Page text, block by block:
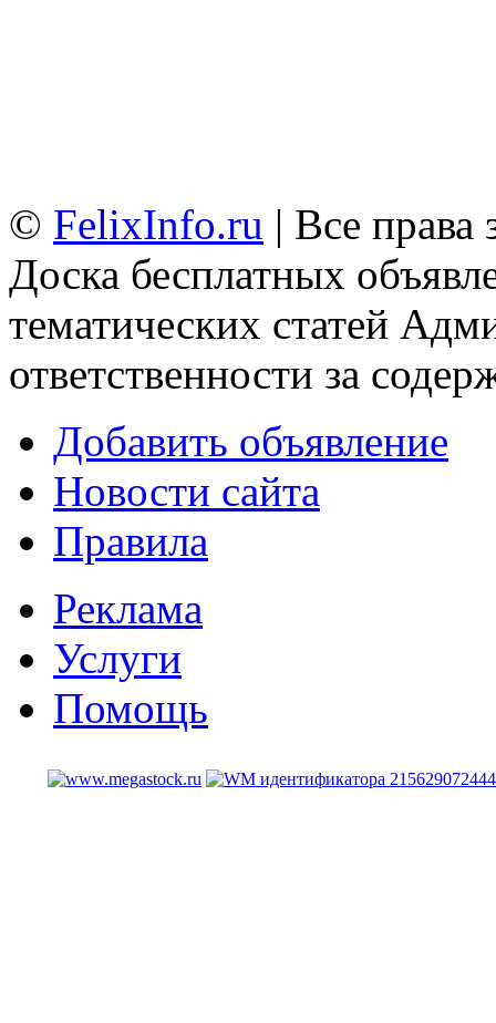
© FelixInfo.ru | Все
Доска бесплатных
тематических статей
ответственности за
Добавить объявление
Новости сайта
Правила
Реклама
Услуги
Помощь